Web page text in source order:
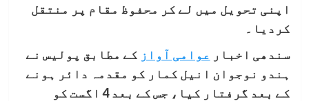
اپنی تحویل میں لے کر محفوظ مقام پر منتقل
کردیا۔
سندھی اخبار عوامی آواز کے مطابق پولیس نے
ہندو نوجوان انیل کمار کو مقدمہ دائر ہونے
کے بعد گرفتار کیا، جس کے بعد 4 اگست کو